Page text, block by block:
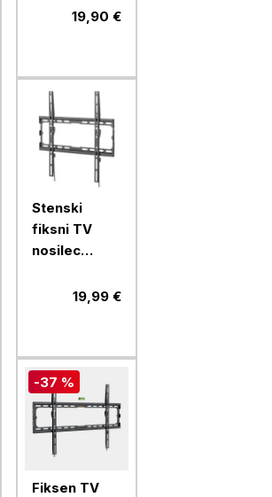
popolnim19,90 €
Stenski
fiksni TV
nosilec
MANHATTAN,
tanek
19,99 €
-37 %
Fiksen TV